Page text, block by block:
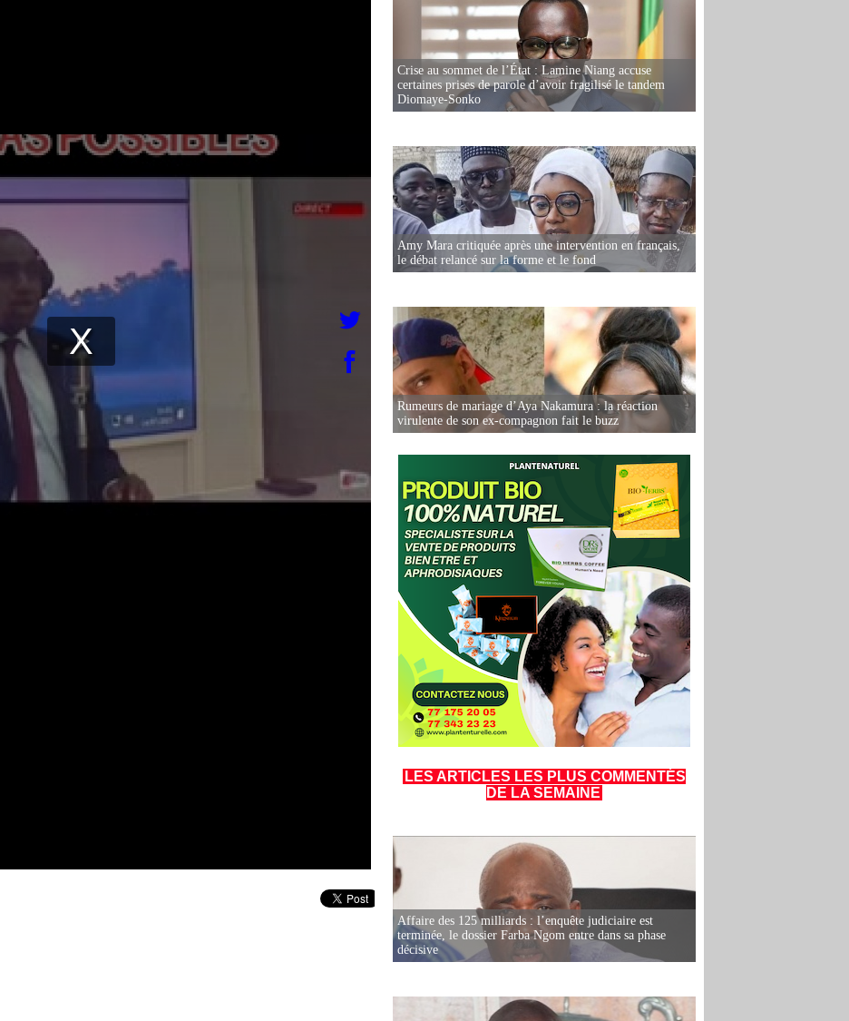
Crise au sommet de l’État : Lamine Niang accuse
certaines prises de parole d’avoir fragilisé le tandem
Diomaye-Sonko
Amy Mara critiquée après une intervention en français,
le débat relancé sur la forme et le fond
Rumeurs de mariage d’Aya Nakamura : la réaction
virulente de son ex-compagnon fait le buzz
LES ARTICLES LES PLUS COMMENTÉS
DE LA SEMAINE
Affaire des 125 milliards : l’enquête judiciaire est
terminée, le dossier Farba Ngom entre dans sa phase
décisive